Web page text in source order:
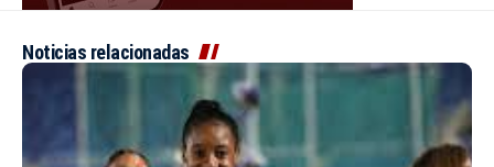
Noticias relacionadas